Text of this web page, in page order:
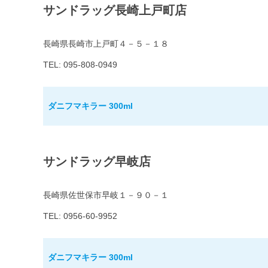
サンドラッグ長崎上戸町店
長崎県長崎市上戸町４－５－１８
TEL: 095-808-0949
ダニフマキラー 300ml
サンドラッグ早岐店
長崎県佐世保市早岐１－９０－１
TEL: 0956-60-9952
ダニフマキラー 300ml